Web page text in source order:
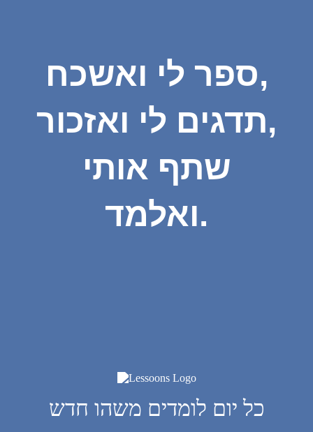
ספר לי ואשכח,
תדגים לי ואזכור,
שתף אותי
ואלמד.
כל יום לומדים משהו חדש